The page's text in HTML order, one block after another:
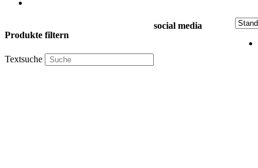
Produkte filtern
Textsuche
social media